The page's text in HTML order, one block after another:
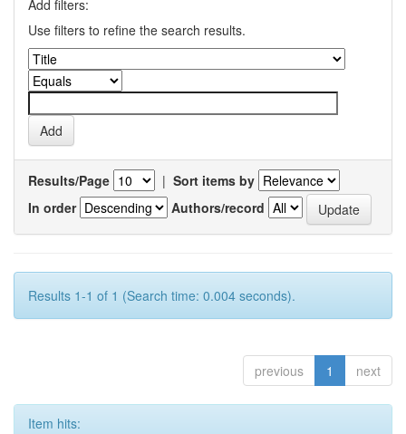
Add filters:
Use filters to refine the search results.
Results/Page | Sort items by
In order
Authors/record
Results 1-1 of 1 (Search time: 0.004 seconds).
previous 1 next
Item hits: